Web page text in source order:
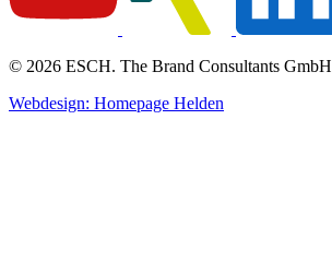
© 2026 ESCH. The Brand Consultants GmbH
Webdesign: Homepage Helden